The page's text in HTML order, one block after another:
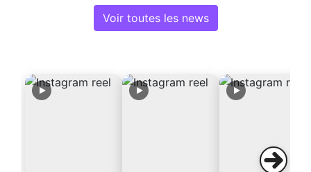
Voir toutes les news